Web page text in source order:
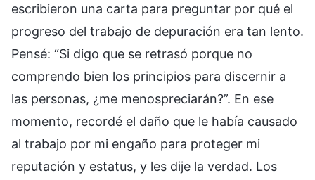
escribieron una carta para preguntar por qué el
progreso del trabajo de depuración era tan lento.
Pensé: “Si digo que se retrasó porque no
comprendo bien los principios para discernir a
las personas, ¿me menospreciarán?”. En ese
momento, recordé el daño que le había causado
al trabajo por mi engaño para proteger mi
reputación y estatus, y les dije la verdad. Los